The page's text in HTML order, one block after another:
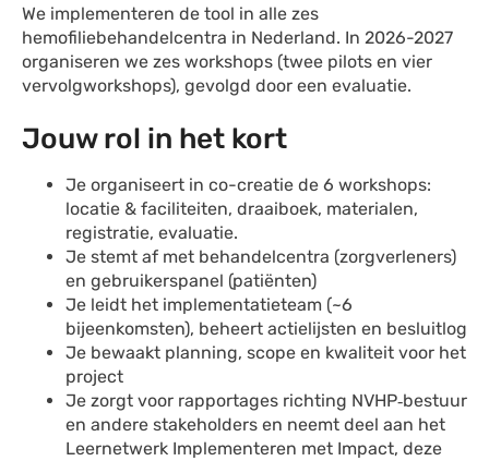
We implementeren de tool in alle zes
hemofiliebehandelcentra in Nederland. In 2026-2027
organiseren we zes workshops (twee pilots en vier
vervolgworkshops), gevolgd door een evaluatie.
Jouw rol in het kort
Je organiseert in co-creatie de 6 workshops:
locatie & faciliteiten, draaiboek, materialen,
registratie, evaluatie.
Je stemt af met behandelcentra (zorgverleners)
en gebruikerspanel (patiënten)
Je leidt het implementatieteam (~6
bijeenkomsten), beheert actielijsten en besluitlog
Je bewaakt planning, scope en kwaliteit voor het
project
Je zorgt voor rapportages richting NVHP‑bestuur
en andere stakeholders en neemt deel aan het
Leernetwerk Implementeren met Impact, deze